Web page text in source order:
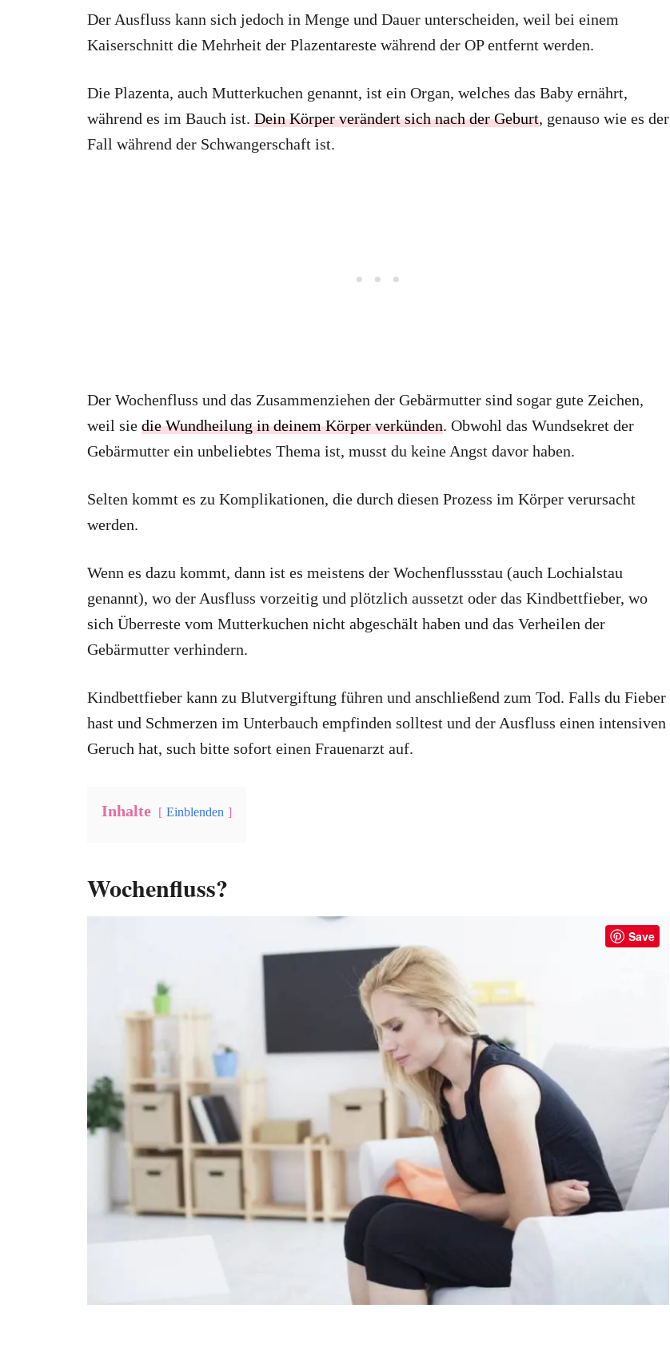
Der Ausfluss kann sich jedoch in Menge und Dauer unterscheiden, weil bei einem
Kaiserschnitt die Mehrheit der Plazentareste während der OP entfernt werden.
Die Plazenta, auch Mutterkuchen genannt, ist ein Organ, welches das Baby ernährt,
während es im Bauch ist. Dein Körper verändert sich nach der Geburt, genauso wie es der
Fall während der Schwangerschaft ist.
Der Wochenfluss und das Zusammenziehen der Gebärmutter sind sogar gute Zeichen,
weil sie die Wundheilung in deinem Körper verkünden. Obwohl das Wundsekret der
Gebärmutter ein unbeliebtes Thema ist, musst du keine Angst davor haben.
Selten kommt es zu Komplikationen, die durch diesen Prozess im Körper verursacht
werden.
Wenn es dazu kommt, dann ist es meistens der Wochenflussstau (auch Lochialstau
genannt), wo der Ausfluss vorzeitig und plötzlich aussetzt oder das Kindbettfieber, wo
sich Überreste vom Mutterkuchen nicht abgeschält haben und das Verheilen der
Gebärmutter verhindern.
Kindbettfieber kann zu Blutvergiftung führen und anschließend zum Tod. Falls du Fieber
hast und Schmerzen im Unterbauch empfinden solltest und der Ausfluss einen intensiven
Geruch hat, such bitte sofort einen Frauenarzt auf.
Inhalte Einblenden
Wochenfluss?
Save